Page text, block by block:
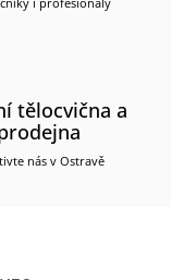
tělocvična a
nás v Ostravě